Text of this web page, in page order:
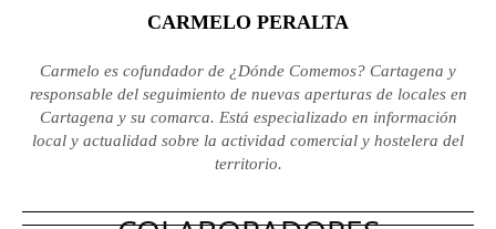
CARMELO PERALTA
Carmelo es cofundador de ¿Dónde Comemos? Cartagena y
responsable del seguimiento de nuevas aperturas de locales en
Cartagena y su comarca. Está especializado en información
local y actualidad sobre la actividad comercial y hostelera del
territorio.